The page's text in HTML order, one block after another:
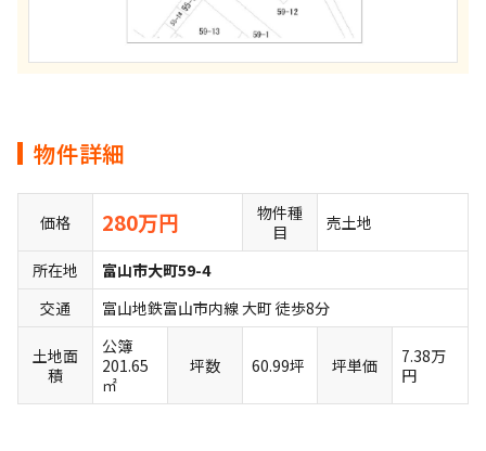
物件詳細
価格 280万円
物件種
目
売土地
所在地
富山市大町59-4
交通
富山地鉄富山市内線 大町 徒歩8分
土地面
積
公簿
201.65
㎡
坪数 60.99坪 坪単価
7.38万
円